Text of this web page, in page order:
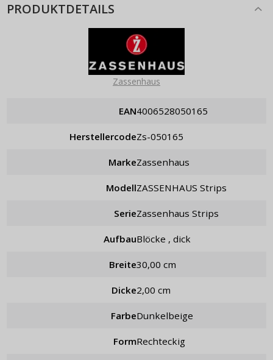
PRODUKTDETAILS
Zassenhaus
EAN 4006528050165
Herstellercode zs-050165
Marke Zassenhaus
Modell ZASSENHAUS Strips
Serie Zassenhaus Strips
Aufbau Blöcke , dick
Breite 30,00 cm
Dicke 2,00 cm
Farbe Dunkelbeige
Form rechteckig